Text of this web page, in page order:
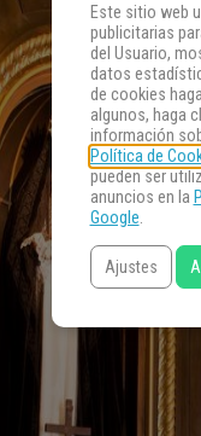
Este sitio web
publicitarias
del Usuario,
datos
de cookies
algunos, haga
información
Política de
pueden ser
anuncios en la
Google.
Ajustes